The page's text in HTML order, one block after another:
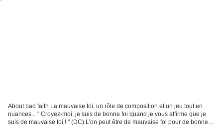
About bad faith La mauvaise foi, un rôle de composition et un jeu tout en
nuances... " Croyez-moi, je suis de bonne foi quand je vous affirme que je
suis de mauvaise foi ! " (DC) L’on peut être de mauvaise foi pour de bonnes